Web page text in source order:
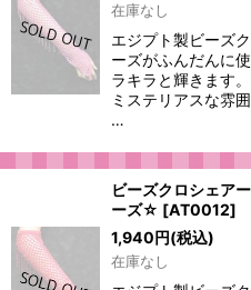
絞り
在庫なし
エジプト製ビーズ
ーズがふんだんに
ラキラと輝きます
ミステリアスな雰
…
ビーズクロシェア
ーズ☆ [AT0012]
1,940円(税込)
在庫なし